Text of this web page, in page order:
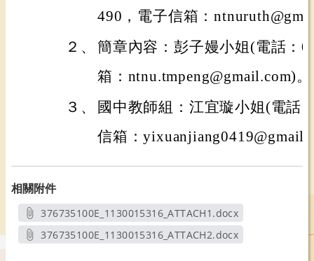
490，電子信箱：
２、 簡章內容：彭子嫚小姐(電話：
箱：ntnu.tmpeng@gmail.com)。
３、
國中教師組：江宜璇小姐(電話
信箱：
相關附件
376735100E_1130015316_ATTACH1.docx
另開新視窗
376735100E_1130015316_ATTACH2.docx